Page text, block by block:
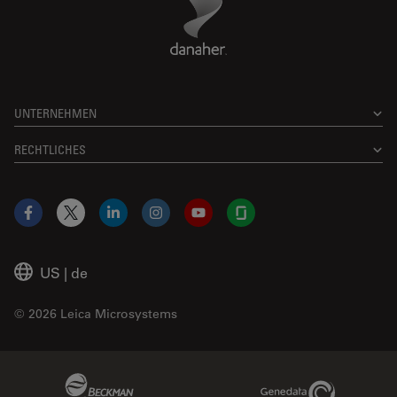
UNTERNEHMEN
RECHTLICHES
US | de
© 2026 Leica Microsystems
Facebook
X LinkedInInstagramYouTubeGlassdoor
Genedata Link